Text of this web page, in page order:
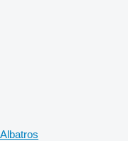
Albatros